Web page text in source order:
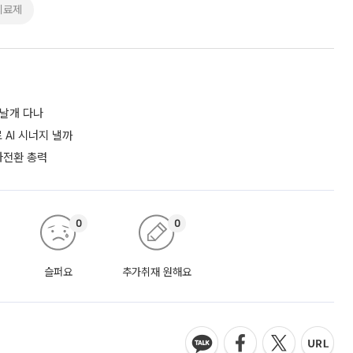
제
개 다나
AI 시너지 낼까
환 총력
슬퍼요
0
추가취재 원해요
0